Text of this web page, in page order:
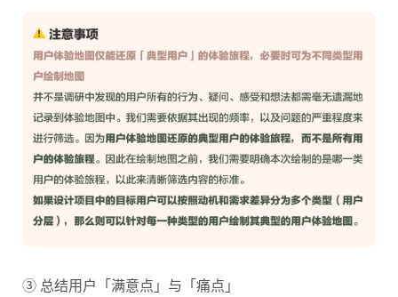
③ 总结用户「满意点」与「痛点」